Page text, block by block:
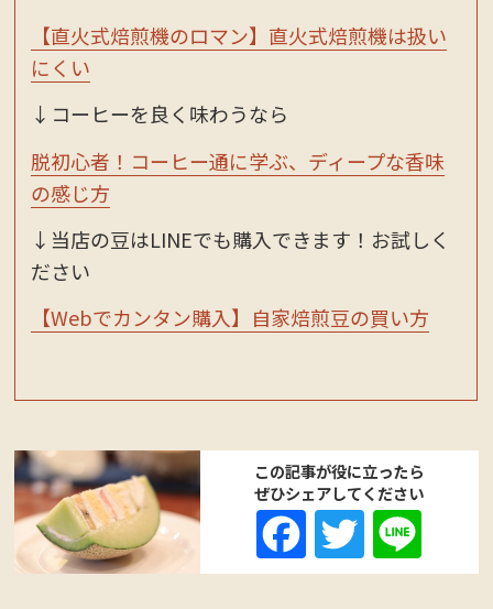
【直火式焙煎機のロマン】直火式焙煎機は扱い
にくい
↓コーヒーを良く味わうなら
脱初心者！コーヒー通に学ぶ、ディープな香味
の感じ方
↓当店の豆はLINEでも購入できます！お試しく
ださい
【Webでカンタン購入】自家焙煎豆の買い方
この記事が役に立ったら
ぜひシェアしてください
Fa
ce
T
wi ne